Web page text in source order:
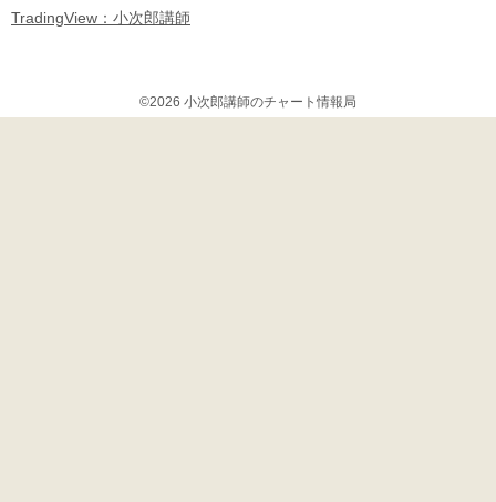
TradingView：小次郎講師
©2026 小次郎講師のチャート情報局